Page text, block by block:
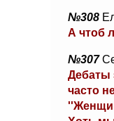
№308
А чтоб
№307
Дебаты
часто